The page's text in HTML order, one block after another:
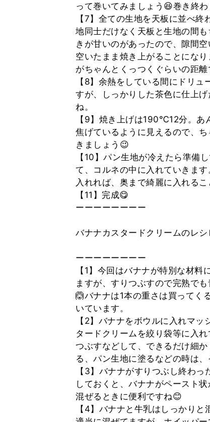
って巻いてみましょう😆巻き終
【7】全ての生地を天板に並べ
地同士だけなく天板と生地の間
きが甘いのがあったので、隙間
空いたまま焼き上がることにな
がちゃんとくっつくぐらいの距
【8】余熱をしている間にドリ
すが、しっかりした茶色に仕上
ね。
【9】焼き上げは190℃12分。あ
焦げているように見えるので、
きましょう😉
【10】パン生地が冷えたら準備
て、コルネの中に入れていきま
入れれば、奥まで綺麗に入れる
【11】完成😋
ーーーーーーーー
バナナカスタードクリームのレシ
ーーーーーーーー
【1】今回はバナナが特別な材
ますが、すりつぶすので完熟で
🙆‍バナナは1本の重さは買ってく
いています。
【2】バナナをボウルに入れマ
タードクリームを絞り袋等に入
つぶすなどして、できるだけ細
る、パン生地に塗るなどの時は
【3】バナナがすりつぶし終わ
しておくと、バナナがペースト
混ぜるときに便利ですね😊
【4】バナナと牛乳はしっかり